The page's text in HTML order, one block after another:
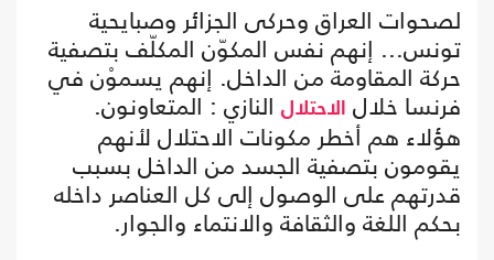
لصحوات العراق وحركى الجزائر وصبايحية
تونس... إنهم نفس المكوّن المكلّف بتصفية
حركة المقاومة من الداخل. إنهم يسموْن في
فرنسا خلال الاحتلال النازي : المتعاونون.
هؤلاء هم أخطر مكونات الاحتلال لأنهم
يقومون بتصفية الجسد من الداخل بسبب
قدرتهم على الوصول إلى كل العناصر داخله
بحكم اللغة والثقافة والانتماء والجوار.